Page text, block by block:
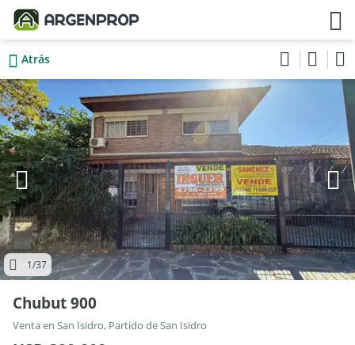
Atrás
1/37
Chubut 900
Venta en San Isidro, Partido de San Isidro